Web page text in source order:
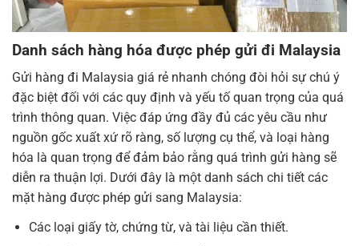
Danh ​sách hàng hóa được phép gửi đi Malaysia
Gửi hàng đi Malaysia giá rẻ nhanh chóng đòi hỏi sự chú ý
đặc biệt đối với các quy định và yếu tố quan trọng của quá
trình thông quan. Việc đáp ứng đầy đủ các yêu cầu như
nguồn gốc xuất xứ rõ ràng, số lượng cụ thể, và loại hàng
hóa là quan trọng để đảm bảo rằng quá trình gửi hàng sẽ
diễn ra thuận lợi. Dưới đây là một danh sách chi tiết các
mặt hàng được phép gửi sang Malaysia:
Các loại giấy tờ, chứng từ, và tài liệu cần thiết.